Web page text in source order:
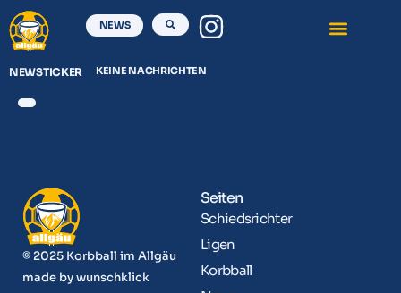
NEWS
NEWSTICKER KEINE NACHRICHTEN
© 2025 Korbball im Allgäu
made bywunschklick
Seiten
Schiedsrichter
Ligen
Korbball